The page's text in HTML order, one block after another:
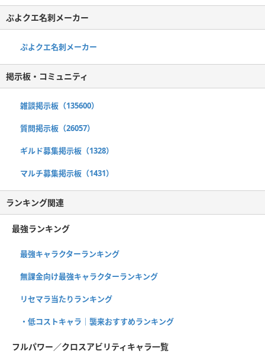
ぷよクエ名刺メーカー
ぷよクエ名刺メーカー
掲示板・コミュニティ
雑談掲示板（135600）
質問掲示板（26057）
ギルド募集掲示板（1328）
マルチ募集掲示板（1431）
ランキング関連
最強ランキング
最強キャラクターランキング
無課金向け最強キャラクターランキング
リセマラ当たりランキング
・低コストキャラ｜襲来おすすめランキング
フルパワー／クロスアビリティキャラ一覧